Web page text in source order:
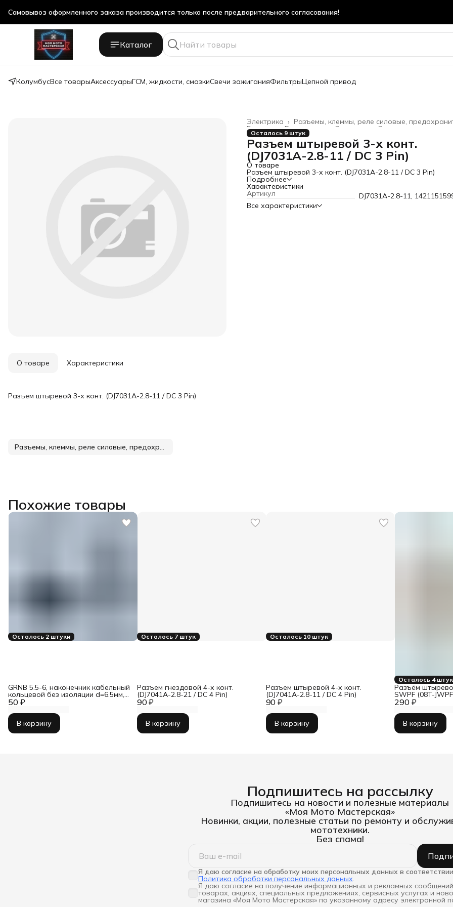
Самовывоз оформленного заказа производится только после предварительного согласования!
Самовывоз оформленного заказа производится только после предварительного согласования!
Каталог
КолумбусВсе товарыАксессуарыГСМ, жидкости, смазкиСвечи зажиганияФильтрыЦепной привод
Разъемы, клеммы, реле силовые,
Электрика ›
Запчасти корпус
Запчасти
Все товары
Главная ›
Осталось 9 штук
Разъем штыревой 3-х конт.
(DJ7031A-2.8-11 / DC 3 Pin)
О товаре
Разъем штыревой 3-х конт. (DJ7031A-2.8-11 / DC 3 Pin)
Подробнее
Характеристики
Артикул
DJ7031A-2.8-11,
Все характеристики
О товаре Характеристики
Разъем штыревой 3-х конт. (DJ7031A-2.8-11 / DC 3 Pin)
Разъемы, клеммы, реле силовые, предохранители
Похожие товары
Осталось 2 штуки
50 ₽
GRNB 5.5-6, наконечник кабельный
кольцевой без изоляции d=6.5мм,
сеч. пров.4.0-6.0мм2
В корзину
Осталось 7 штук
90 ₽
Разъем гнездовой 4-х конт.
(DJ7041A-2.8-21 / DC 4 Pin)
В корзину
Осталось 10 штук
90 ₽
Разъем штыревой 4-х конт.
(DJ7041A-2.8-11 / DC 4 Pin)
В корзину
Осталось 4
290 ₽
Разъём
SWPF (08T-
В корзину
Подпишитесь на рассылку
Подпишитесь на новости и полезные материалы
«Моя Мото Мастерская»
Новинки, акции, полезные статьи по ремонту и
мототехники.
Без спама!
Я даю согласие на обработку моих персональных данных в
Политика обработки персональных данных.
Я даю согласие на получение информационных и рекламных
товарах, акциях, специальных предложениях, сервисных услугах и
магазина «Моя Мото Мастерская» по указанному адресу электронной